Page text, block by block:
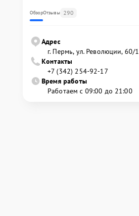
ОбзорОтзывы 290
Адрес
г. Пермь, ул. ​Революции, 60/1
Контакты
+7 (342) 254-92-17
Время работы
Работаем с 09:00 до 21:00